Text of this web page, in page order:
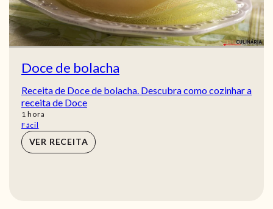
Doce de bolacha
Receita de Doce de bolacha. Descubra como cozinhar a
receita de Doce
1 hora
hora
Fácil
VER RECEITA